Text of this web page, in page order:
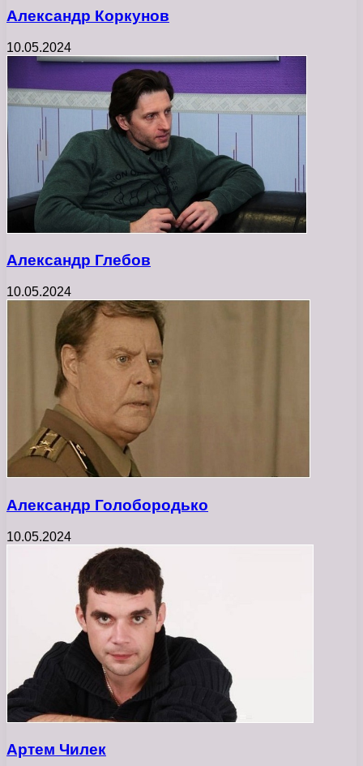
Александр Коркунов
10.05.2024
Александр Глебов
10.05.2024
Александр Голобородько
10.05.2024
Артем Чилек